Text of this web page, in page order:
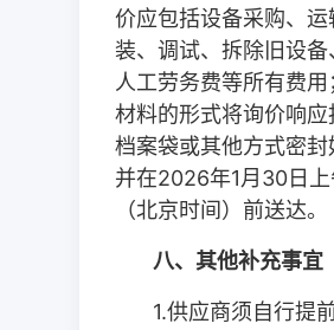
价应包括设备采购、运
装、调试、拆除旧设备
人工劳务费等所有费用
材料的形式将询价响应
档案袋或其他方式密
并在2026年1月 30日
（北京时间）前送达。
八、其他补充事宜
1.供应商须自行提